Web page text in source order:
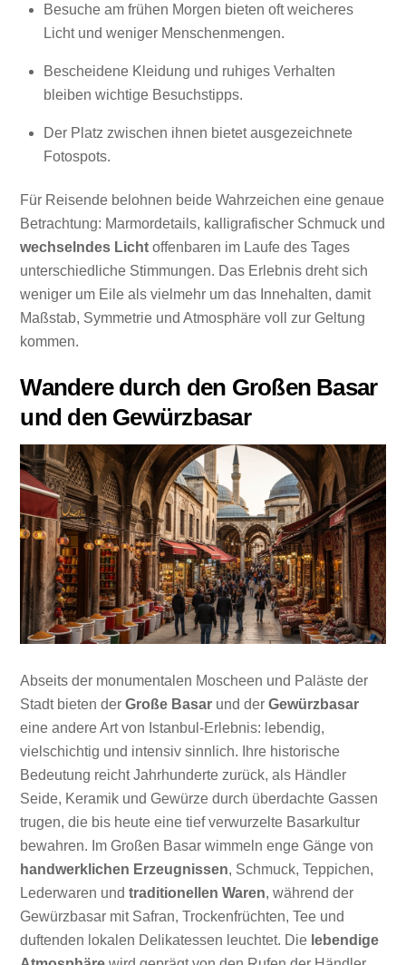
Besuche am frühen Morgen bieten oft weicheres
Licht und weniger Menschenmengen.
Bescheidene Kleidung und ruhiges Verhalten
bleiben wichtige Besuchstipps.
Der Platz zwischen ihnen bietet ausgezeichnete
Fotospots.
Für Reisende belohnen beide Wahrzeichen eine genaue
Betrachtung: Marmordetails, kalligrafischer Schmuck und
wechselndes Licht offenbaren im Laufe des Tages
unterschiedliche Stimmungen. Das Erlebnis dreht sich
weniger um Eile als vielmehr um das Innehalten, damit
Maßstab, Symmetrie und Atmosphäre voll zur Geltung
kommen.
Wandere durch den Großen Basar
und den Gewürzbasar
Abseits der monumentalen Moscheen und Paläste der
Stadt bieten derGroße Basar und derGewürzbasar
eine andere Art von Istanbul-Erlebnis: lebendig,
vielschichtig und intensiv sinnlich. Ihre historische
Bedeutung reicht Jahrhunderte zurück, als Händler
Seide, Keramik und Gewürze durch überdachte Gassen
trugen, die bis heute eine tief verwurzelte Basarkultur
bewahren. Im Großen Basar wimmeln enge Gänge von
handwerklichen Erzeugnissen, Schmuck, Teppichen,
Lederwaren undtraditionellen Waren, während der
Gewürzbasar mit Safran, Trockenfrüchten, Tee und
duftenden lokalen Delikatessen leuchtet. Die lebendige